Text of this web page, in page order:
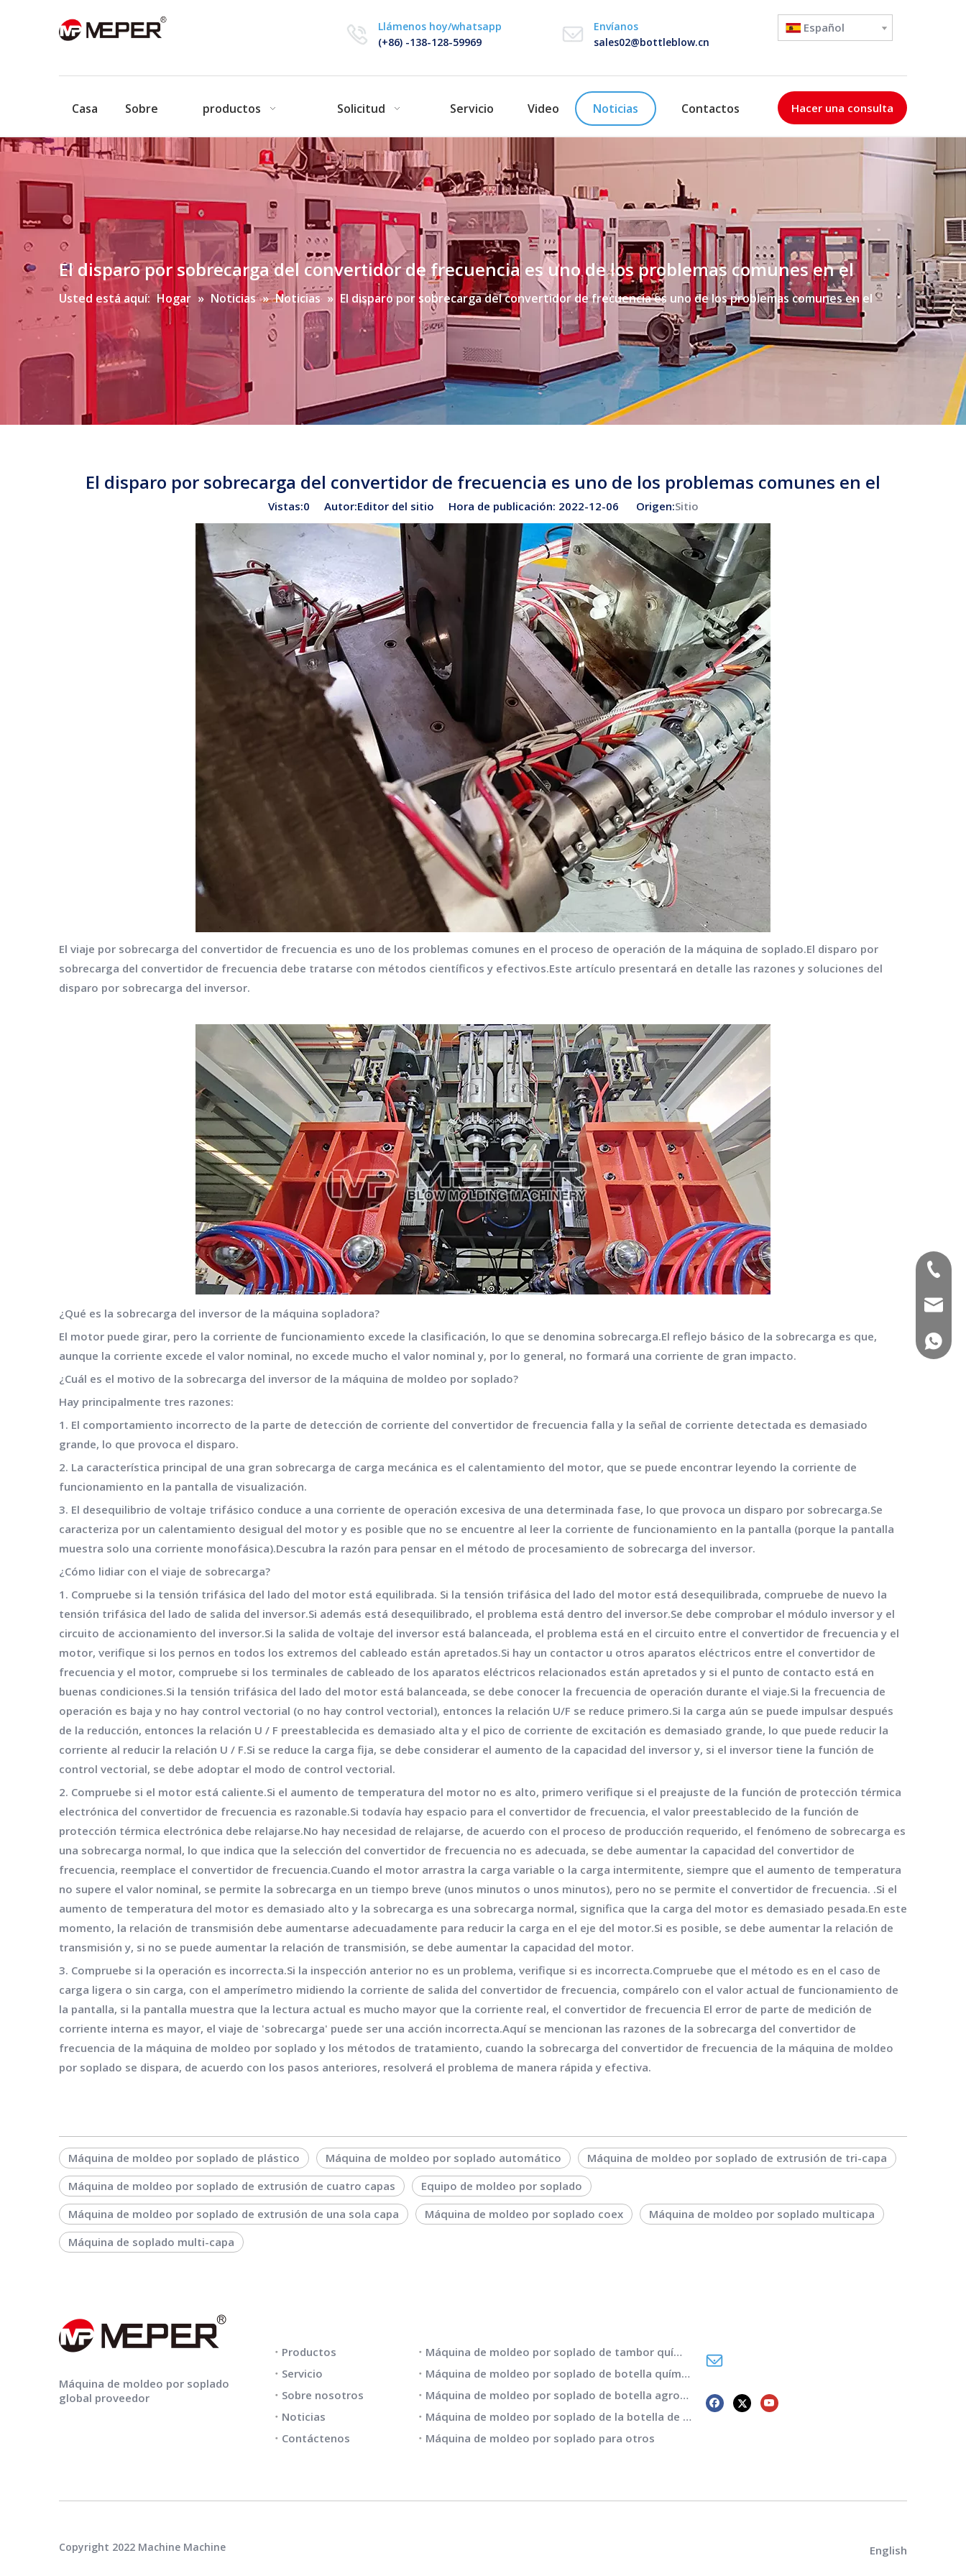
Llámenos hoy/whatsapp
(+86) -138-128-59969
Envíanos
sales02@bottleblow.cn
Español
Casa Sobre productos Solicitud Servicio Video Noticias Contactos Hacer una consulta
El disparo por sobrecarga del convertidor de frecuencia es uno de los problemas comunes en el
Usted está aquí: Hogar » Noticias » Noticias » El disparo por sobrecarga del convertidor de frecuencia es uno de los problemas comunes en el
El disparo por sobrecarga del convertidor de frecuencia es uno de los problemas comunes en el
Vistas:0 Autor:Editor del sitio Hora de publicación: 2022-12-06 Origen:Sitio
El viaje por sobrecarga del convertidor de frecuencia es uno de los problemas comunes en el proceso de operación de la máquina de soplado.El disparo por
sobrecarga del convertidor de frecuencia debe tratarse con métodos científicos y efectivos.Este artículo presentará en detalle las razones y soluciones del
disparo por sobrecarga del inversor.
¿Qué es la sobrecarga del inversor de la máquina sopladora?
El motor puede girar, pero la corriente de funcionamiento excede la clasificación, lo que se denomina sobrecarga.El reflejo básico de la sobrecarga es que,
aunque la corriente excede el valor nominal, no excede mucho el valor nominal y, por lo general, no formará una corriente de gran impacto.
¿Cuál es el motivo de la sobrecarga del inversor de la máquina de moldeo por soplado?
Hay principalmente tres razones:
1. El comportamiento incorrecto de la parte de detección de corriente del convertidor de frecuencia falla y la señal de corriente detectada es demasiado
grande, lo que provoca el disparo.
2. La característica principal de una gran sobrecarga de carga mecánica es el calentamiento del motor, que se puede encontrar leyendo la corriente de
funcionamiento en la pantalla de visualización.
3. El desequilibrio de voltaje trifásico conduce a una corriente de operación excesiva de una determinada fase, lo que provoca un disparo por sobrecarga.Se
caracteriza por un calentamiento desigual del motor y es posible que no se encuentre al leer la corriente de funcionamiento en la pantalla (porque la pantalla
muestra solo una corriente monofásica).Descubra la razón para pensar en el método de procesamiento de sobrecarga del inversor.
¿Cómo lidiar con el viaje de sobrecarga?
1. Compruebe si la tensión trifásica del lado del motor está equilibrada. Si la tensión trifásica del lado del motor está desequilibrada, compruebe de nuevo la
tensión trifásica del lado de salida del inversor.Si además está desequilibrado, el problema está dentro del inversor.Se debe comprobar el módulo inversor y el
circuito de accionamiento del inversor.Si la salida de voltaje del inversor está balanceada, el problema está en el circuito entre el convertidor de frecuencia y el
motor, verifique si los pernos en todos los extremos del cableado están apretados.Si hay un contactor u otros aparatos eléctricos entre el convertidor de
frecuencia y el motor, compruebe si los terminales de cableado de los aparatos eléctricos relacionados están apretados y si el punto de contacto está en
buenas condiciones.Si la tensión trifásica del lado del motor está balanceada, se debe conocer la frecuencia de operación durante el viaje.Si la frecuencia de
operación es baja y no hay control vectorial (o no hay control vectorial), entonces la relación U/F se reduce primero.Si la carga aún se puede impulsar después
de la reducción, entonces la relación U / F preestablecida es demasiado alta y el pico de corriente de excitación es demasiado grande, lo que puede reducir la
corriente al reducir la relación U / F.Si se reduce la carga fija, se debe considerar el aumento de la capacidad del inversor y, si el inversor tiene la función de
control vectorial, se debe adoptar el modo de control vectorial.
2. Compruebe si el motor está caliente.Si el aumento de temperatura del motor no es alto, primero verifique si el preajuste de la función de protección térmica
electrónica del convertidor de frecuencia es razonable.Si todavía hay espacio para el convertidor de frecuencia, el valor preestablecido de la función de
protección térmica electrónica debe relajarse.No hay necesidad de relajarse, de acuerdo con el proceso de producción requerido, el fenómeno de sobrecarga es
una sobrecarga normal, lo que indica que la selección del convertidor de frecuencia no es adecuada, se debe aumentar la capacidad del convertidor de
frecuencia, reemplace el convertidor de frecuencia.Cuando el motor arrastra la carga variable o la carga intermitente, siempre que el aumento de temperatura
no supere el valor nominal, se permite la sobrecarga en un tiempo breve (unos minutos o unos minutos), pero no se permite el convertidor de frecuencia. .Si el
aumento de temperatura del motor es demasiado alto y la sobrecarga es una sobrecarga normal, significa que la carga del motor es demasiado pesada.En este
momento, la relación de transmisión debe aumentarse adecuadamente para reducir la carga en el eje del motor.Si es posible, se debe aumentar la relación de
transmisión y, si no se puede aumentar la relación de transmisión, se debe aumentar la capacidad del motor.
3. Compruebe si la operación es incorrecta.Si la inspección anterior no es un problema, verifique si es incorrecta.Compruebe que el método es en el caso de
carga ligera o sin carga, con el amperímetro midiendo la corriente de salida del convertidor de frecuencia, compárelo con el valor actual de funcionamiento de
la pantalla, si la pantalla muestra que la lectura actual es mucho mayor que la corriente real, el convertidor de frecuencia El error de parte de medición de
corriente interna es mayor, el viaje de 'sobrecarga' puede ser una acción incorrecta.Aquí se mencionan las razones de la sobrecarga del convertidor de
frecuencia de la máquina de moldeo por soplado y los métodos de tratamiento, cuando la sobrecarga del convertidor de frecuencia de la máquina de moldeo
por soplado se dispara, de acuerdo con los pasos anteriores, resolverá el problema de manera rápida y efectiva.
Máquina de moldeo por soplado de plástico Máquina de moldeo por soplado automático
Máquina de moldeo por soplado de extrusión de tri-capa
Máquina de moldeo por soplado de extrusión de cuatro capas
Equipo de moldeo por soplado
Máquina de moldeo por soplado de extrusión de una sola capa
Máquina de moldeo por soplado coex
Máquina de moldeo por soplado multicapa
Máquina de soplado multi-capa
Máquina de moldeo por soplado
global proveedor
Productos
Servicio
Sobre nosotros
Noticias
Contáctenos
Máquina de moldeo por soplado de tambor químico
Máquina de moldeo por soplado de botella química diaria
Máquina de moldeo por soplado de botella agroquímica
Máquina de moldeo por soplado de la botella de la industria alimentaria
Máquina de moldeo por soplado para otros
(+86) -
(+86) -
Copyright 2022 Machine Machine English